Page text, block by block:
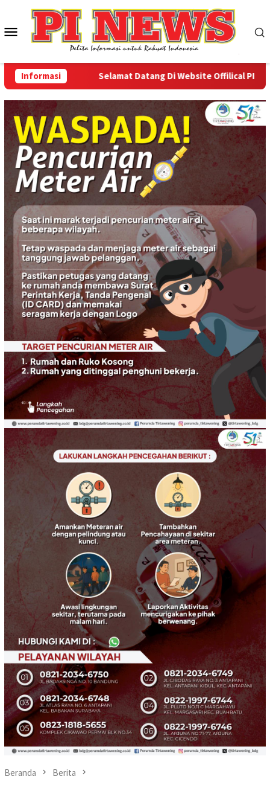
konten
Menu
Mobile
Informasi Selamat Datang Di Website Offilical PI-
Beranda Berita